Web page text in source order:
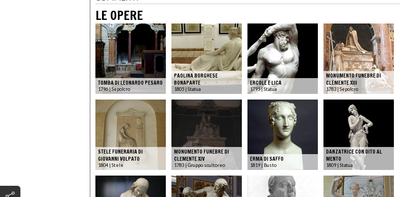
LE OPERE
TOMBA DI LEONARDO PESARO
1796 | Sepolcro
PAOLINA BORGHESE
BONAPARTE
1805 | Statua
ERCOLE E LICA
1795 | Statua
MONUMENTO FUNEBRE DI
CLEMENTE XIII
1783 | Sepolcro
STELE FUNERARIA DI
GIOVANNI VOLPATO
1804 | Stele
MONUMENTO FUNEBRE DI
CLEMENTE XIV
1783 | Gruppo scultoreo
ERMA DI SAFFO
1819 | Busto
DANZATRICE CON DITO AL
MENTO
1809 | Statua